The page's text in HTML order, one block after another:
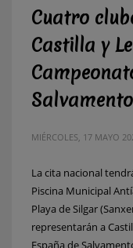
Cuatro
Castilla y
MIÉRCOLES, 17 MAYO
La cita nacional
Piscina Municipal
Playa de Silgar
representarán a
España de